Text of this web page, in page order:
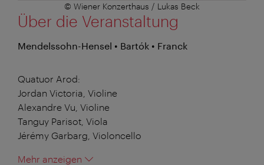
© Wiener Konzerthaus / Lukas Beck
Über die Veranstaltung
Mendelssohn-Hensel • Bartók • Franck
Quatuor Arod:
Jordan Victoria, Violine
Alexandre Vu, Violine
Tanguy Parisot, Viola
Jérémy Garbarg, Violoncello
Mehr anzeigen